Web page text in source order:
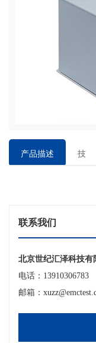
产品描述
技
联系我们
北京世纪汇泽科技有
电话：13910306783
邮箱：